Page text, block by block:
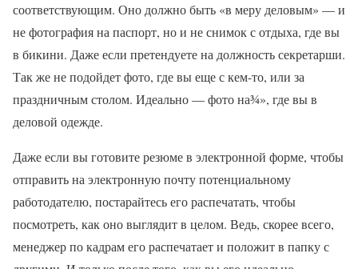
соответствующим. Оно должно быть «в меру деловым» — и
не фотография на паспорт, но и не снимок с отдыха, где вы
в бикини. Даже если претендуете на должность секретарши.
Так же не подойдет фото, где вы еще с кем-то, или за
праздничным столом. Идеально — фото на¾», где вы в
деловой одежде.
Даже если вы готовите резюме в электронной форме, чтобы
отправить на электронную почту потенциальному
работодателю, постарайтесь его распечатать, чтобы
посмотреть, как оно выглядит в целом. Ведь, скорее всего,
менеджер по кадрам его распечатает и положит в папку с